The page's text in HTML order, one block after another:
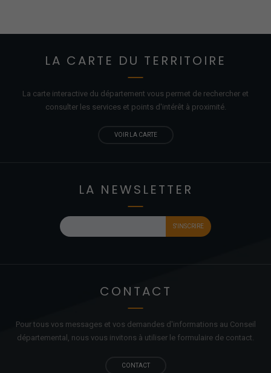
LA CARTE DU TERRITOIRE
La carte interactive du département vous permet de rechercher et
consulter les services et points d'intérêt à proximité.
VOIR LA CARTE
LA NEWSLETTER
CONTACT
Pour tous vos messages et vos demandes d'informations au Conseil
départemental, nous vous invitons à utiliser le formulaire de contact.
CONTACT